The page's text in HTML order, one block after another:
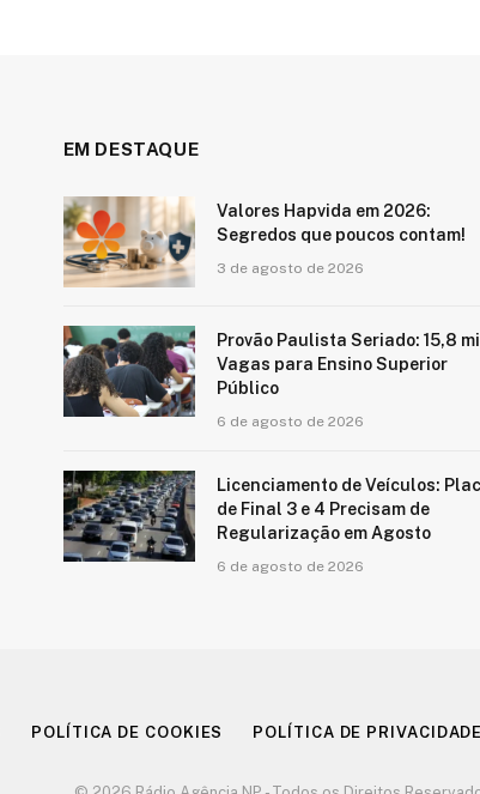
EM DESTAQUE
Valores Hapvida em 2026:
Segredos que poucos contam!
3 de agosto de 2026
Provão Paulista Seriado: 15,8
Vagas para Ensino Superior
Público
6 de agosto de 2026
Licenciamento de Veículos:
de Final 3 e 4 Precisam de
Regularização em Agosto
6 de agosto de 2026
POLÍTICA DE COOKIES POLÍTICA DE PRIVACIDADE